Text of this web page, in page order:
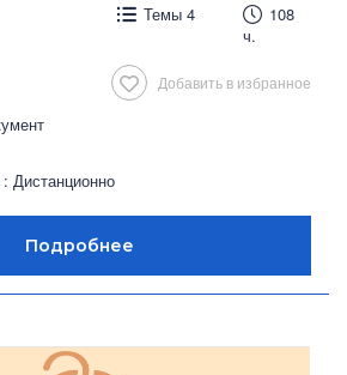
Темы 4
108
ч.
Добавить в избранное
Дистанционно